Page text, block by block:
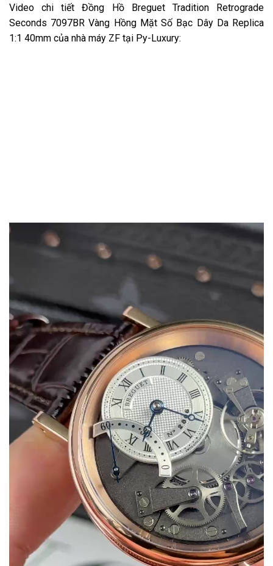
Video chi tiết Đồng Hồ Breguet Tradition Retrograde
Seconds 7097BR Vàng Hồng Mặt Số Bạc Dây Da Replica
1:1 40mm của nhà máy ZF tại Py-Luxury: